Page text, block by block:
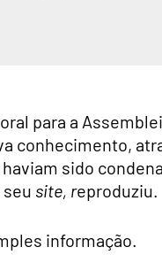
para a
conhecimento,
sido
site, reproduziu.
informação.